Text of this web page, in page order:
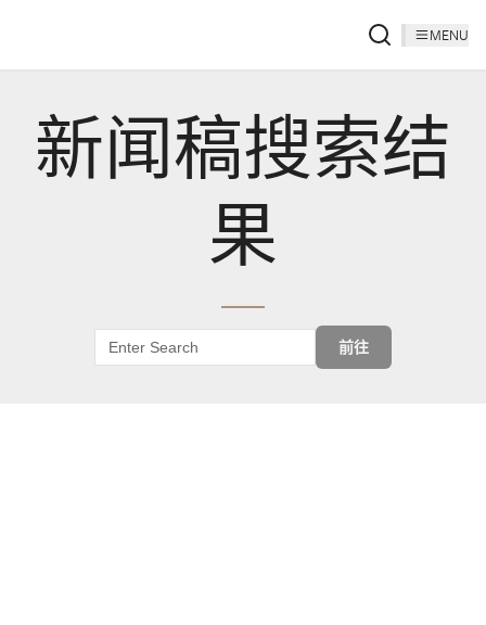
MENU
新闻稿搜索结
果
前往